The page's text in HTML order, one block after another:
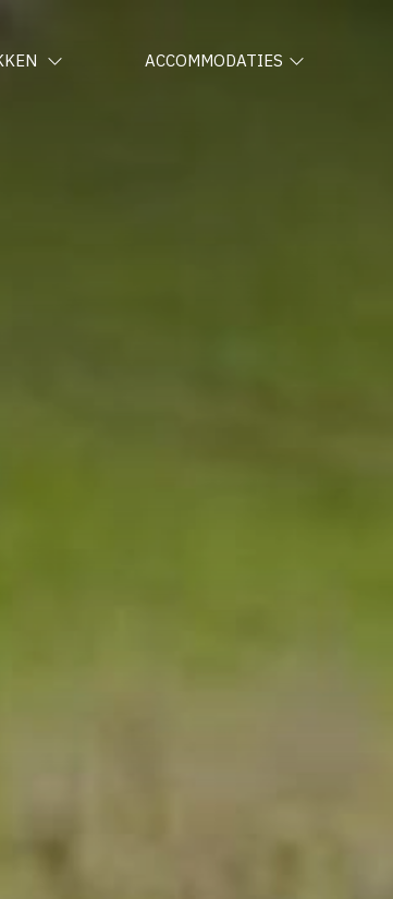
ACCOMMODATIES